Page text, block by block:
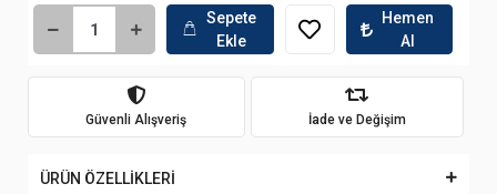
Sepete
Ekle
Hemen
Al
Güvenli Alışveriş İade ve Değişim
ÜRÜN ÖZELLİKLERİ